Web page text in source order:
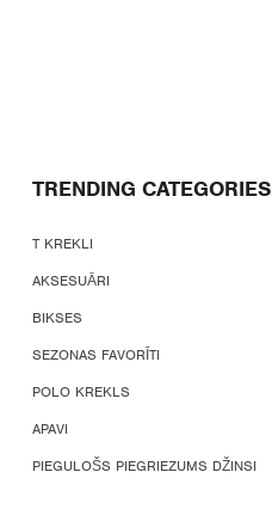
TRENDING CATEGORIES
T KREKLI
AKSESUĀRI
BIKSES
SEZONAS FAVORĪTI
POLO KREKLS
APAVI
PIEGULOŠS PIEGRIEZUMS DŽINSI